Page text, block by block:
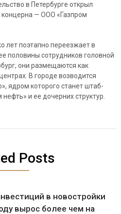
в Петербурге открыл
— ООО «Газпром
лет поэтапно переезжает в
половины сотрудников головной
они размещаются как
В городе возводится
ядром которого станет штаб-
и ее дочерних структур.
Posts
в новостройки
вырос более чем на